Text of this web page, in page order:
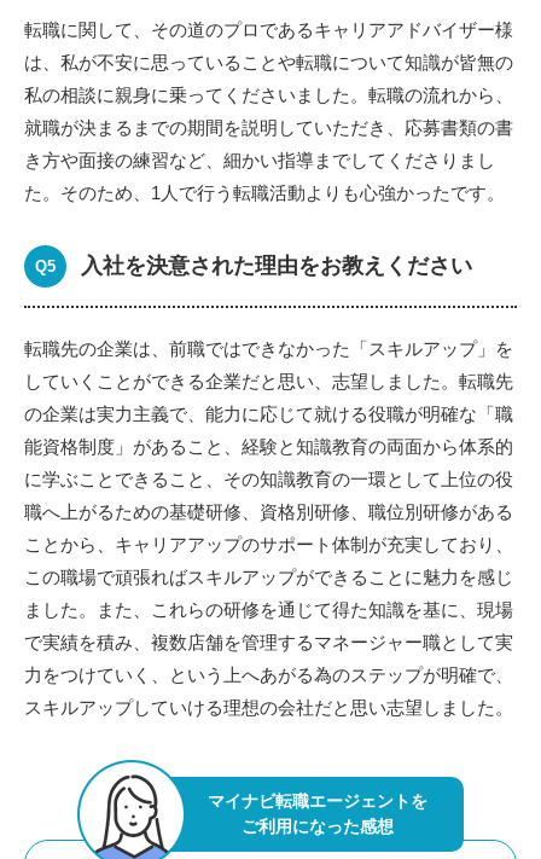
転職に関して、その道のプロであるキャリアアドバイザー様
は、私が不安に思っていることや転職について知識が皆無の
私の相談に親身に乗ってくださいました。転職の流れから、
就職が決まるまでの期間を説明していただき、応募書類の書
き方や面接の練習など、細かい指導までしてくださりまし
た。そのため、1人で行う転職活動よりも心強かったです。
入社を決意された理由をお教えください
転職先の企業は、前職ではできなかった「スキルアップ」を
していくことができる企業だと思い、志望しました。転職先
の企業は実力主義で、能力に応じて就ける役職が明確な「職
能資格制度」があること、経験と知識教育の両面から体系的
に学ぶことできること、その知識教育の一環として上位の役
職へ上がるための基礎研修、資格別研修、職位別研修がある
ことから、キャリアアップのサポート体制が充実しており、
この職場で頑張ればスキルアップができることに魅力を感じ
ました。また、これらの研修を通じて得た知識を基に、現場
で実績を積み、複数店舗を管理するマネージャー職として実
力をつけていく、という上へあがる為のステップが明確で、
スキルアップしていける理想の会社だと思い志望しました。
マイナビ転職エージェントを
ご利用になった感想